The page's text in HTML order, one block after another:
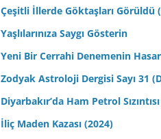
Çeşitli İllerde Göktaşları Görüldü
Yaşlılarınıza Saygı Gösterin
Yeni Bir Cerrahi Denemenin
Zodyak Astroloji Dergisi Sayı 31
Diyarbakır’da Ham Petrol
İliç Maden Kazası (2024)